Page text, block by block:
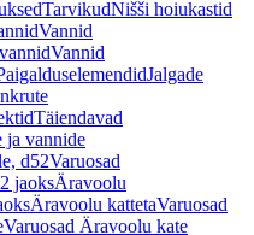
TarvikudNišši hoiukastid
Vannid
Vannid
Jalgade
Täiendavad
ja vannide
d52Varuosad
jaoksÄravoolu
Äravoolu kattetaVaruosad
Varuosad Äravoolu kate